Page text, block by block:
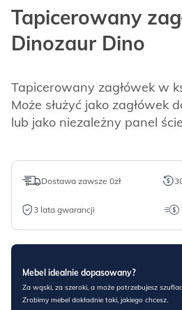
Tapicerowany
Dinozaur Dino
Tapicerowany zagłówek w
Może służyć jako zagłówek
lub jako niezależny panel
Dostawa zawsze 0zł
3 lata gwarancji
Mebel idealnie dopasowany?
Za wąski, za szeroki, a może potrzebujesz
Zrobimy mebel dokładnie taki, jakiego chcesz.